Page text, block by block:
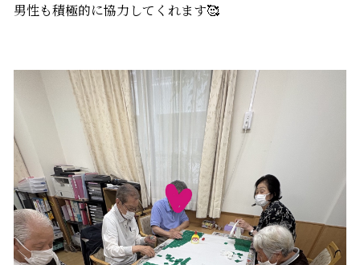
男性も積極的に協力してくれます🥰